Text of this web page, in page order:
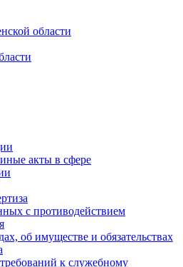
области
акты в сфере
с противодействием
об имуществе и обязательствах
к служебному